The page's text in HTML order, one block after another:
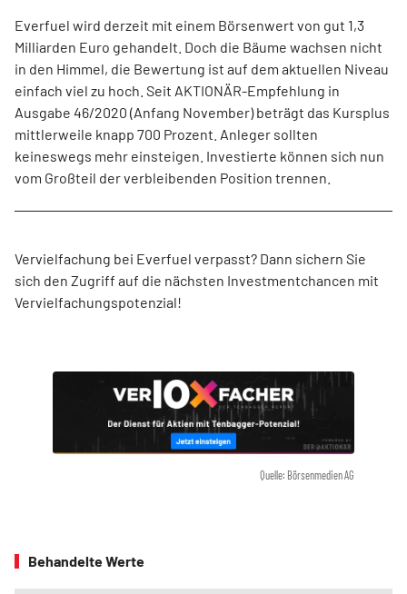
Everfuel wird derzeit mit einem Börsenwert von gut 1,3
Milliarden Euro gehandelt. Doch die Bäume wachsen nicht
in den Himmel, die Bewertung ist auf dem aktuellen Niveau
einfach viel zu hoch. Seit AKTIONÄR-Empfehlung in
Ausgabe 46/2020 (Anfang November) beträgt das Kursplus
mittlerweile knapp 700 Prozent. Anleger sollten
keineswegs mehr einsteigen. Investierte können sich nun
vom Großteil der verbleibenden Position trennen.
Vervielfachung bei Everfuel verpasst? Dann sichern Sie
sich den Zugriff auf die nächsten Investmentchancen mit
Vervielfachungspotenzial!
Quelle: Börsenmedien AG
Behandelte Werte